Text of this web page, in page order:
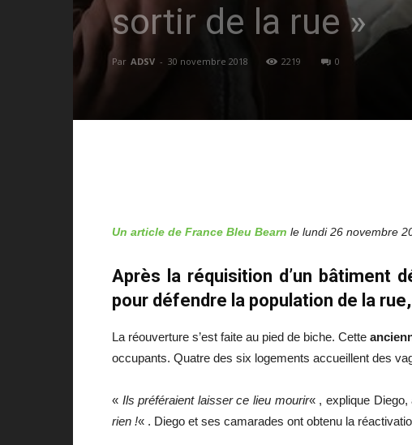
sortir de la rue »
Par ADSV - 30 novembre 2018 2219 0
Un article de France Bleu Bearn le lundi 26 novembre
Après la réquisition d’un bâtiment
pour défendre la population de la
La réouverture s’est faite au pied de biche. Cette
occupants. Quatre des six logements accueillent des
« Ils préféraient laisser ce lieu mourir« , explique Diego,
rien !« . Diego et ses camarades ont obtenu la